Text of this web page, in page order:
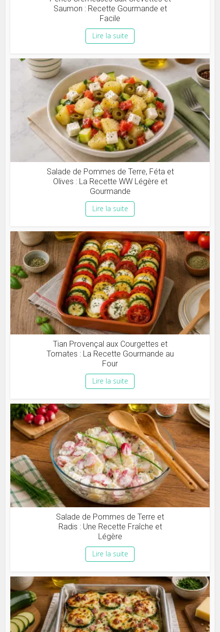
Saumon : Recette Gourmande et
Facile
Lire la suite
Salade de Pommes de Terre, Féta et
Olives : La Recette WW Légère et
Gourmande
Lire la suite
Tian Provençal aux Courgettes et
Tomates : La Recette Gourmande au
Four
Lire la suite
Salade de Pommes de Terre et
Radis : Une Recette Fraîche et
Légère
Lire la suite